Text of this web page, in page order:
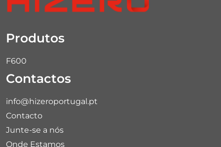
Produtos
F600
Contactos
info@hizeroportugal.pt
Contacto
Junte-se a nós
Onde Estamos